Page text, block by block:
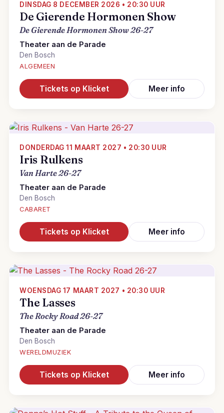
DINSDAG 8 DECEMBER 2026 • 20:30 UUR
De Gierende Hormonen Show
De Gierende Hormonen Show 26-27
Theater aan de Parade
Den Bosch
ALGEMEEN
Tickets op Klicket Meer info
DONDERDAG 11 MAART 2027 • 20:30 UUR
Iris Rulkens
Van Harte 26-27
Theater aan de Parade
Den Bosch
CABARET
Tickets op Klicket Meer info
WOENSDAG 17 MAART 2027 • 20:30 UUR
The Lasses
The Rocky Road 26-27
Theater aan de Parade
Den Bosch
WERELDMUZIEK
Tickets op Klicket Meer info